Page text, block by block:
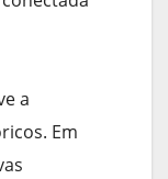
a
Em